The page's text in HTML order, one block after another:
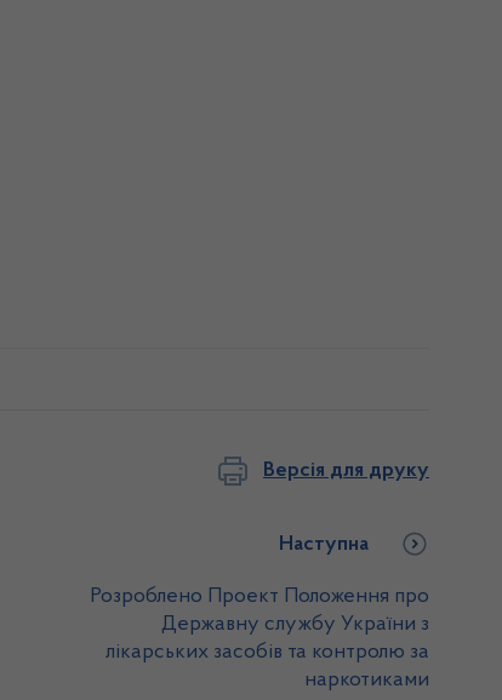
Версія для друку
Наступна
Розроблено Проект Положення про
Державну службу України з
лікарських засобів та контролю за
наркотиками